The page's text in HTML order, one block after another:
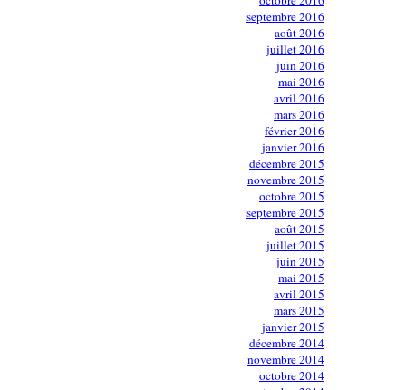
septembre 2016
août 2016
juillet 2016
juin 2016
mai 2016
avril 2016
mars 2016
février 2016
janvier 2016
décembre 2015
novembre 2015
octobre 2015
septembre 2015
août 2015
juillet 2015
juin 2015
mai 2015
avril 2015
mars 2015
janvier 2015
décembre 2014
novembre 2014
octobre 2014